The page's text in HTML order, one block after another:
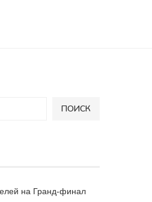
ПОИСК
на Гранд-финал